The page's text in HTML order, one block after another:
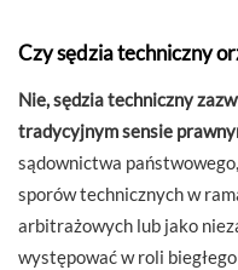
Czy sędzia techniczny
Nie, sędzia techniczny
tradycyjnym sensie
sądownictwa
sporów technicznych w
arbitrażowych lub jako
występować w roli